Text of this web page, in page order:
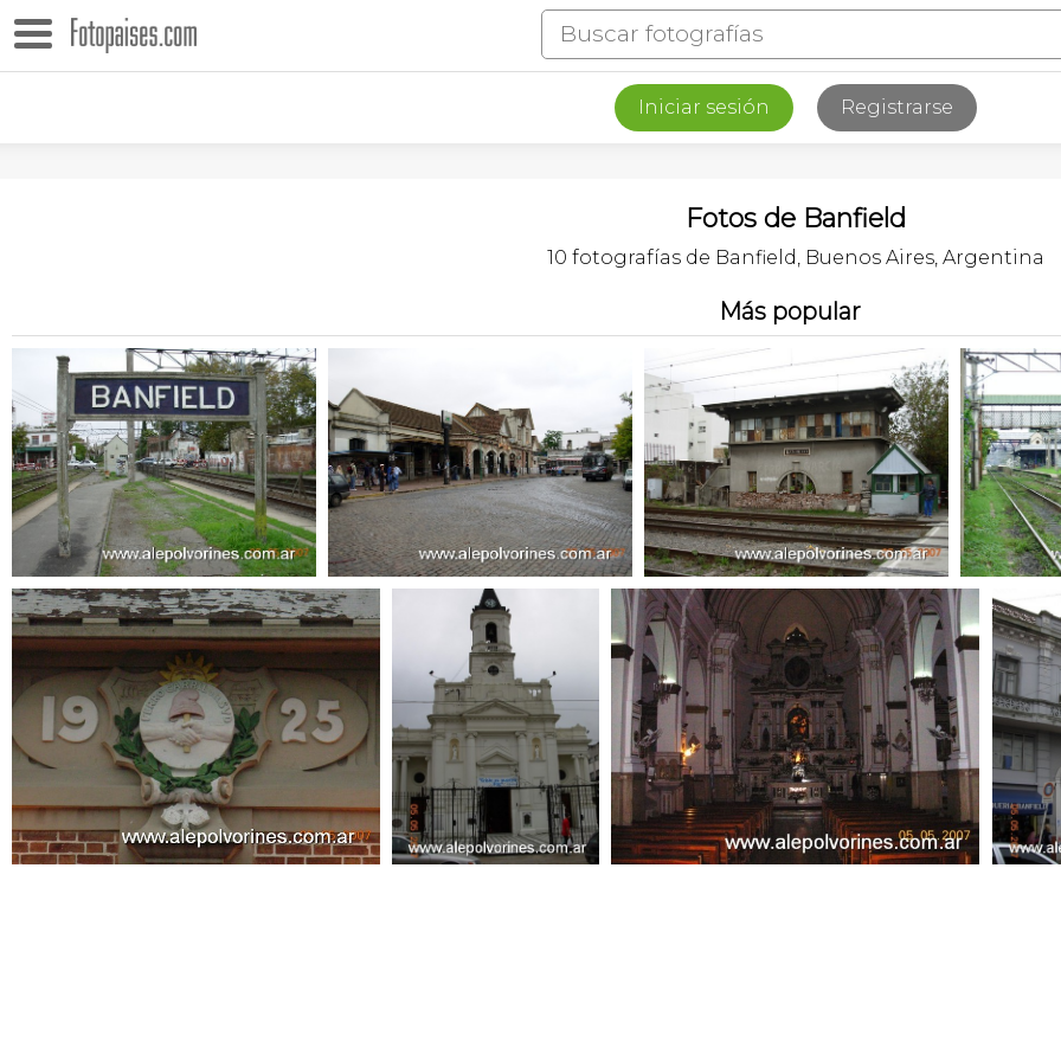
Iniciar sesión Registrarse
Fotos de Banfield
10 fotografías de Banfield, Buenos Aires, Argentina
Más popular